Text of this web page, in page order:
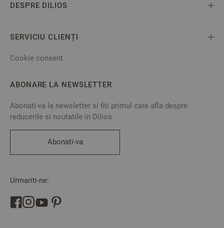
DESPRE DILIOS
SERVICIU CLIENȚI
Cookie consent
ABONARE LA NEWSLETTER
Abonati-va la newsletter si fiti primul care afla despre
reducerile si noutatile in Dilios
Abonati-va
Urmariti-ne: